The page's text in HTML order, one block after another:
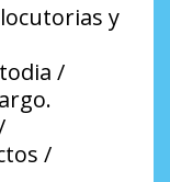
y
/
/